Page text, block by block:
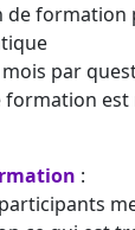
de formation
par
est
: